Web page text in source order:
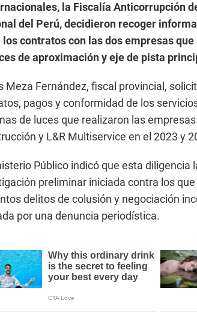
la Fiscalía Anticorrupción
del Perú, decidieron recoger
los contratos con las dos empresas
de aproximación y eje de pista
Meza Fernández, fiscal provincial,
pagos y conformidad de los
de luces que realizaron las
y L&R Multiservice en el 2023 y
Público indicó que esta diligencia
preliminar iniciada contra los
delitos de colusión y negociación
por una denuncia periodística.